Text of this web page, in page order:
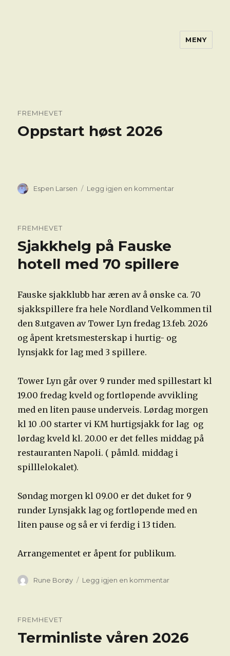
MENY
FREMHEVET
Oppstart høst 2026
Forfatter
Espen Larsen Legg igjen en kommentartil
FREMHEVET
Sjakkhelg på Fauske
hotell med 70 spillere
Fauske sjakklubb har æren av å ønske ca. 70
sjakkspillere fra hele Nordland Velkommen til
den 8.utgaven av Tower Lyn fredag 13.feb. 2026
og åpent kretsmesterskap i hurtig- og
lynsjakk for lag med 3 spillere.
Tower Lyn går over 9 runder med spillestart kl
19.00 fredag kveld og fortløpende avvikling
med en liten pause underveis. Lørdag morgen
kl 10 .00 starter vi KM hurtigsjakk for lag og
lørdag kveld kl. 20.00 er det felles middag på
restauranten Napoli. ( påmld. middag i
spilllelokalet).
Søndag morgen kl 09.00 er det duket for 9
runder Lynsjakk lag og fortløpende med en
liten pause og så er vi ferdig i 13 tiden.
Arrangementet er åpent for publikum.
Forfatter
Rune Borøy Legg igjen en kommentartil
med
70
FREMHEVET
Terminliste våren 2026